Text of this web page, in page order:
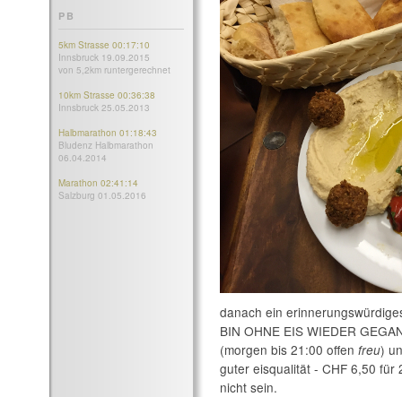
PB
5km Strasse 00:17:10
Innsbruck 19.09.2015
von 5,2km runtergerechnet
10km Strasse 00:36:38
Innsbruck 25.05.2013
Halbmarathon 01:18:43
Bludenz Halbmarathon
06.04.2014
Marathon 02:41:14
Salzburg 01.05.2016
danach ein
BIN OHNE EIS WIEDER
(morgen bis 21:00 offen freu)
guter eisqualität - CHF 6,50 für
nicht sein.